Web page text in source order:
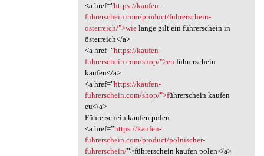
<a href="https://kaufen-
fuhrerschein.com/product/fuhrerschein-
osterreich/">wielange gilt ein führerschein in
österreich</a>
<a href="https://kaufen-
fuhrerschein.com/shop/">eu führerschein
kaufen</a>
<a href="https://kaufen-
fuhrerschein.com/shop/">führerschein kaufen
eu</a>
Führerschein kaufen polen
<a href=”https://kaufen-
fuhrerschein.com/product/polnischer-
fuhrerschein/”>führerschein kaufen polen</a>